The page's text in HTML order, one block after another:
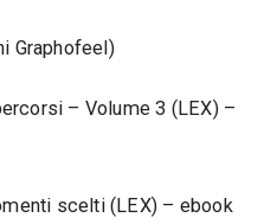
Graphofeel)
– Volume 3 (LEX) –
scelti (LEX) – ebook